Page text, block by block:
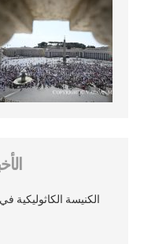
الكنيسة الكاثوليكية